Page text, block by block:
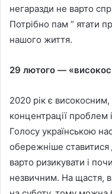
негаразди не варто
Потрібно пам ” ятати
нашого життя.
29 лютого —
2020 рік є
концентрації проблем
Голосу українською
обережніше ставитися
варто ризикувати і
незвичним. На щастя,